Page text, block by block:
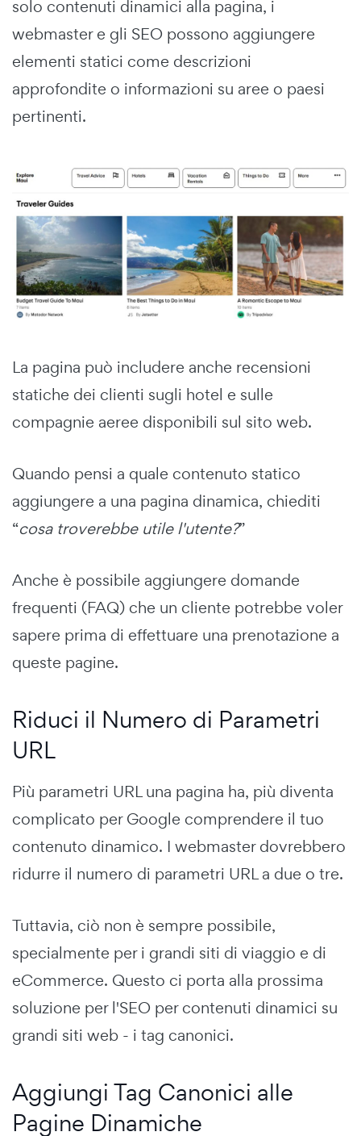
solo contenuti dinamici alla pagina, i
webmaster e gli SEO possono aggiungere
elementi statici come descrizioni
approfondite o informazioni su aree o paesi
pertinenti.
La pagina può includere anche recensioni
statiche dei clienti sugli hotel e sulle
compagnie aeree disponibili sul sito web.
Quando pensi a quale contenuto statico
aggiungere a una pagina dinamica, chiediti
“cosa troverebbe utile l'utente?”
Anche è possibile aggiungere domande
frequenti (FAQ) che un cliente potrebbe voler
sapere prima di effettuare una prenotazione a
queste pagine.
Riduci il Numero di Parametri
URL
Più parametri URL una pagina ha, più diventa
complicato per Google comprendere il tuo
contenuto dinamico. I webmaster dovrebbero
ridurre il numero di parametri URL a due o tre.
Tuttavia, ciò non è sempre possibile,
specialmente per i grandi siti di viaggio e di
eCommerce. Questo ci porta alla prossima
soluzione per l'SEO per contenuti dinamici su
grandi siti web - i tag canonici.
Aggiungi Tag Canonici alle
Pagine Dinamiche